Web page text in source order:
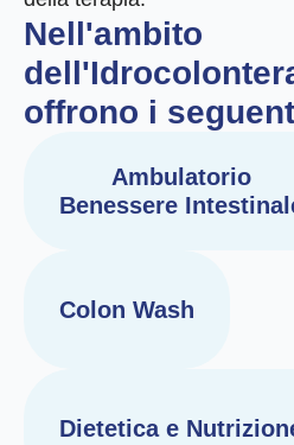
Nell'ambito
offrono i
Ambulatorio
Benessere
Colon Wash
Dietetica e